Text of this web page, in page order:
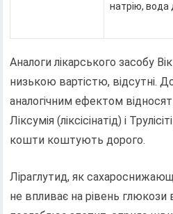
натрію, вода
Аналоги лікарського засобу
низькою вартістю, відсутні.
аналогічним ефектом
Ліксумія (ліксісінатід) і
кошти коштують дорого.
Ліраглутид, як
не впливає на рівень глюкози